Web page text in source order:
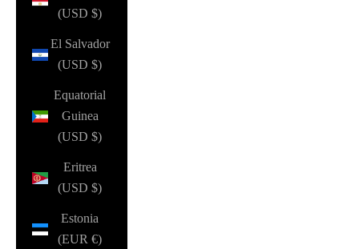
(USD $)
El Salvador
(USD $)
Equatorial
Guinea
(USD $)
Eritrea
(USD $)
Estonia
(EUR €)